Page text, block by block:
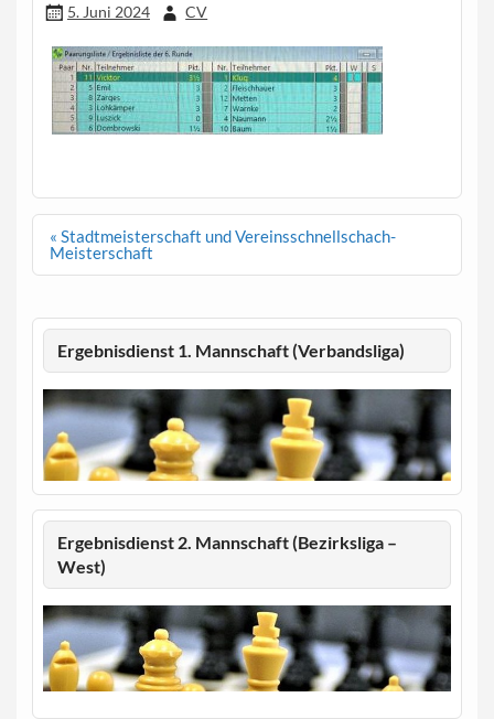
5. Juni 2024 CV
Beitragsnavigation
« Stadtmeisterschaft und Vereinsschnellschach-
Meisterschaft
Ergebnisdienst 1. Mannschaft (Verbandsliga)
Ergebnisdienst 2. Mannschaft (Bezirksliga –
West)